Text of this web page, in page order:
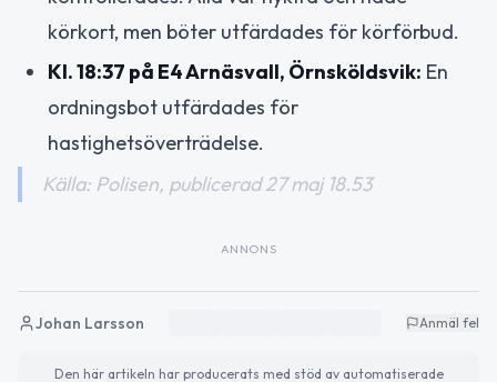
körkort, men böter utfärdades för körförbud.
Kl. 18:37 på E4 Arnäsvall, Örnsköldsvik: En
ordningsbot utfärdades för
hastighetsöverträdelse.
Källa: Polisen, publicerad 27 maj 18.53
ANNONS
Johan Larsson Anmäl fel
Den här artikeln har producerats med stöd av automatiserade